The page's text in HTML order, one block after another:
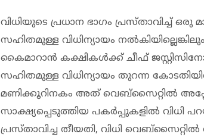
വിധിയുടെ പ്രധാന ഭാഗം പ്രസ്താവിച്ച്
സഹിതമുള്ള വിധിന്യായം
കൈമാറാന്‍ കക്ഷികള്‍ക്ക് ചീഫ്
സഹിതമുള്ള വിധിന്യായം തുറന്ന
മണിക്കൂറിനകം അത് വെബ്‌സൈറ്റില്‍
സാക്ഷ്യപ്പെടുത്തിയ പകര്‍പ്പുകളില്‍ വിധി
പ്രസ്താവിച്ച തീയതി, വിധി